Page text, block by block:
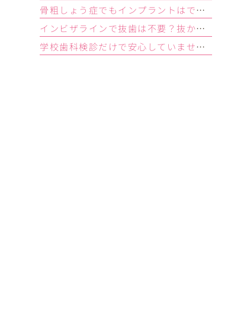
骨粗しょう症でもインプラントはできる？治療の可否と注意点を解説
インビザラインで抜歯は不要？抜かずに整えられるケースとは
学校歯科検診だけで安心していませんか？本当の予防につなげるために大切なこと